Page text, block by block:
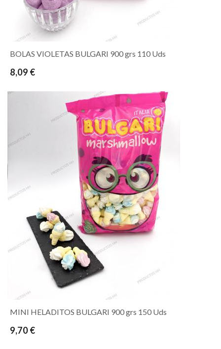
BOLAS VIOLETAS BULGARI 900 grs 110 Uds
8,09 €
MINI HELADITOS BULGARI 900 grs 150 Uds
9,70 €